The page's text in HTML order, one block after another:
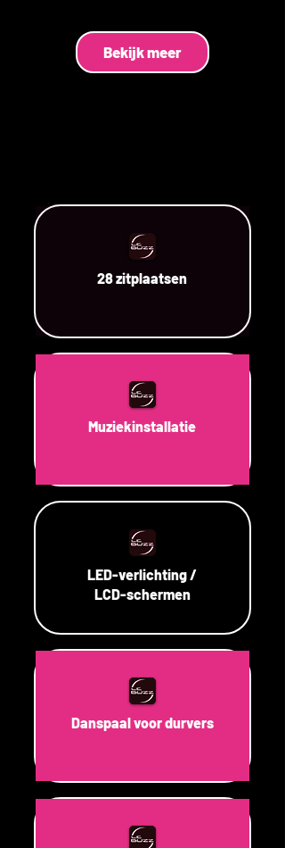
Bekijk meer
28 zitplaatsen
Muziekinstallatie
LED-verlichting /
LCD-schermen
Danspaal voor durvers